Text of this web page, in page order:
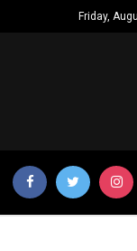
Friday,